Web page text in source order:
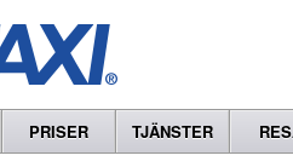
PRISER TJÄNSTER